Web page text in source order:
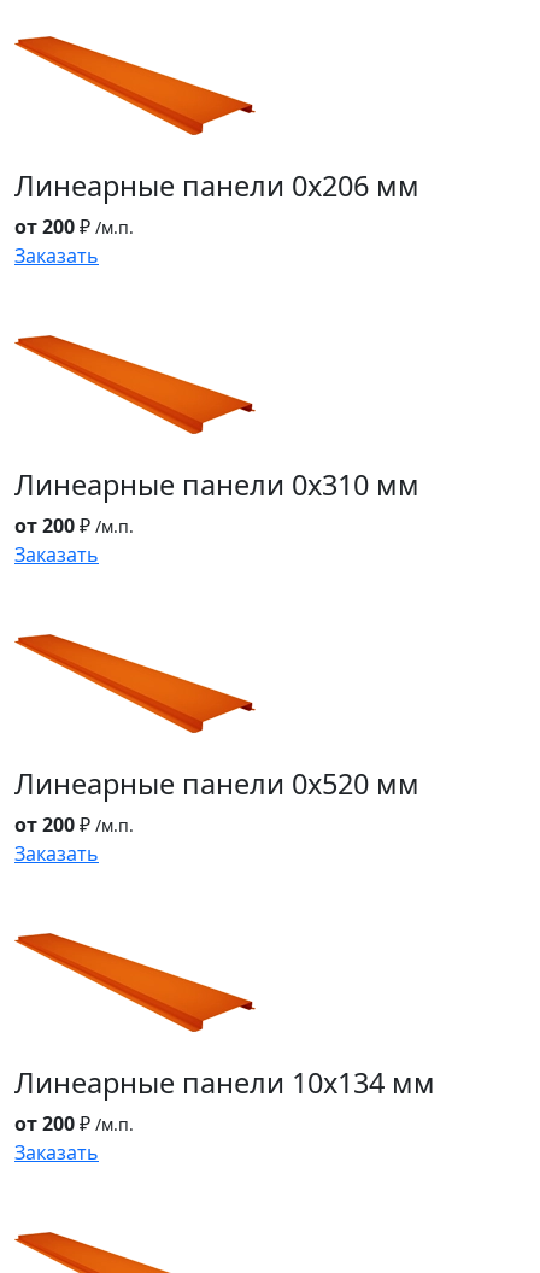
Линеарные панели 0x206 мм
от 200₽ /м.п.
Заказать
Линеарные панели 0x310 мм
от 200₽ /м.п.
Заказать
Линеарные панели 0x520 мм
от 200₽ /м.п.
Заказать
Линеарные панели 10x134 мм
от 200₽ /м.п.
Заказать